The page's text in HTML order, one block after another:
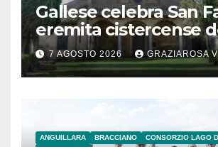
Gallese celebra San
eremita cistercense
secolo
7 AGOSTO 2026 GRAZIAROSA
ANGUILLARA BRACCIANO
CONSORZIO LAGO